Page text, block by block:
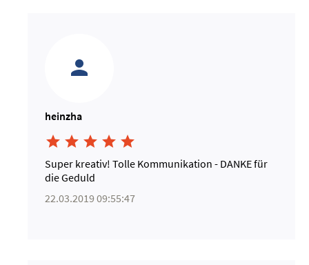
heinzha
    
Super kreativ! Tolle Kommunikation - DANKE für
die Geduld
22.03.2019 09:55:47